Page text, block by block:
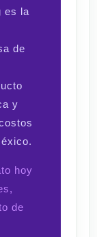
es la
de
y
hoy
de